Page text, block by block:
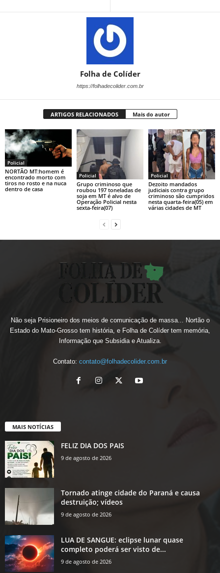
Folha de Colíder
https://folhadecolider.com.br
ARTIGOS RELACIONADOS Mais do autor
Policial
NORTÃO MT:homem é
encontrado morto com
tiros no rosto e na nuca
dentro de casa
Policial
Grupo criminoso que
roubou 197 toneladas de
soja em MT é alvo de
Operação Policial nesta
sexta-feira(07)
Policial
Dezoito mandados
judiciais contra grupo
criminoso são cumpridos
nesta quarta-feira(05) em
várias cidades de MT
Não seja Prisioneiro dos meios de comunicação de massa... Nortão o
Estado do Mato-Grosso tem história, e Folha de Colíder tem memória,
Informação que Subsidia e Atualiza.
Contato: contato@folhadecolider.com.br
MAIS NOTÍCIAS
FELIZ DIA DOS PAIS
9 de agosto de 2026
Tornado atinge cidade do Paraná e causa
destruição; vídeos
9 de agosto de 2026
LUA DE SANGUE: eclipse lunar quase
completo poderá ser visto de...
9 de agosto de 2026